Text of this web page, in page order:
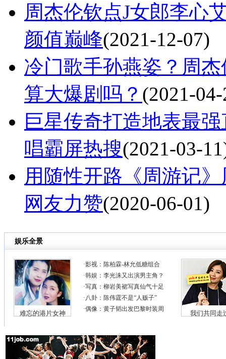
周杰伦钦点J女郎李心
颜值巅峰(2021-12-07)
冷门歌手孙燕姿？周
算大爆剧吗？ (2021-
巨星传奇打造地表最
唱霸屏热搜(2021-03-
用随性开路《周游记
网友力赞(2020-06-01)